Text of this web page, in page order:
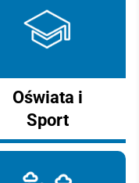
Oświata i
Sport